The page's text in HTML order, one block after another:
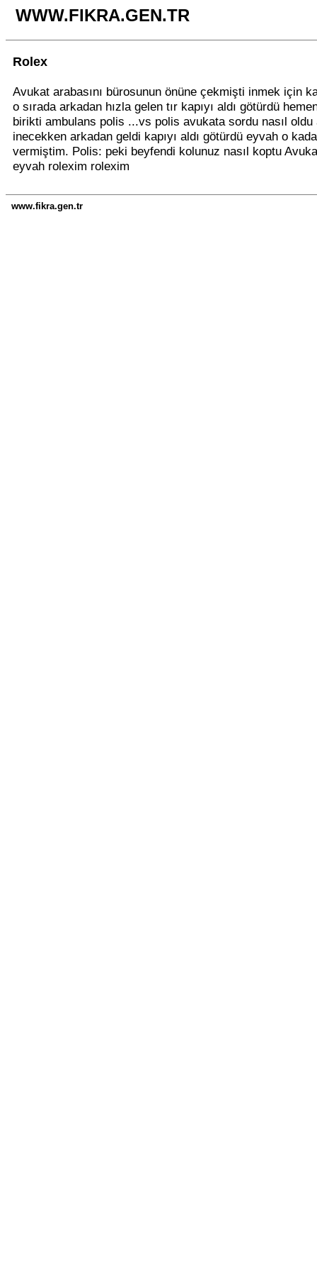
WWW.FIKRA.GEN.TR
Rolex
Avukat arabasını bürosunun önüne çekmişti inmek için
o sırada arkadan hızla gelen tır kapıyı aldı götürdü
birikti ambulans polis ...vs polis avukata sordu nasıl
inecekken arkadan geldi kapıyı aldı götürdü eyvah o
vermiştim. Polis: peki beyfendi kolunuz nasıl koptu
eyvah rolexim rolexim
www.fikra.gen.tr